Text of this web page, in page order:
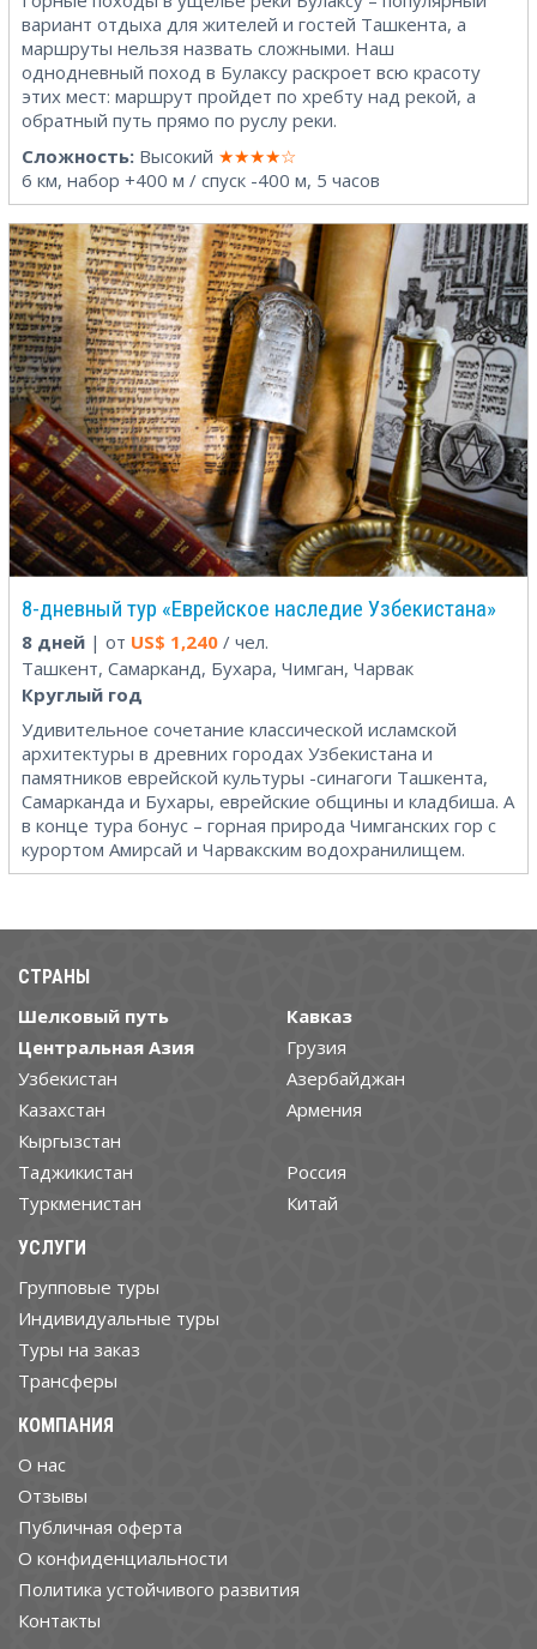
вариант отдыха для жителей и гостей Ташкента, а
маршруты нельзя назвать сложными. Наш
однодневный поход в Булаксу раскроет всю красоту
этих мест: маршрут пройдет по хребту над рекой, а
обратный путь прямо по руслу реки.
Сложность: Высокий ★★★★☆
6 км, набор +400 м / спуск -400 м, 5 часов
8-дневный тур «Еврейское наследие Узбекистана»
8 дней | от US$ 1,240 / чел.
Ташкент, Самарканд, Бухара, Чимган, Чарвак
Круглый год
Удивительное сочетание классической исламской
архитектуры в древних городах Узбекистана и
памятников еврейской культуры -синагоги Ташкента,
Самарканда и Бухары, еврейские общины и кладбиша. А
в конце тура бонус – горная природа Чимганских гор с
курортом Амирсай и Чарвакским водохранилищем.
СТРАНЫ
Шелковый путь
Центральная Азия
Узбекистан
Казахстан
Кыргызстан
Таджикистан
Туркменистан
Кавказ
Грузия
Азербайджан
Армения
Россия
Китай
УСЛУГИ
Групповые туры
Индивидуальные туры
Туры на заказ
Трансферы
КОМПАНИЯ
О нас
Отзывы
Публичная оферта
О конфиденциальности
Политика устойчивого развития
Контакты